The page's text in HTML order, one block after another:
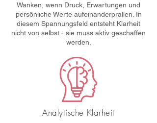
Wanken, wenn Druck, Erwartungen und
persönliche Werte aufeinanderprallen. In
diesem Spannungsfeld entsteht Klarheit
nicht von selbst - sie muss aktiv geschaffen
werden.
Analytische Klarheit